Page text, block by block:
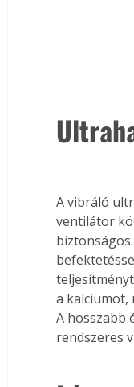
A vibráló
ventilátor
a
A hosszabb
rendszeres